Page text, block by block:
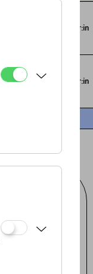
Sprecher:in
Moderation, Sprecher:in